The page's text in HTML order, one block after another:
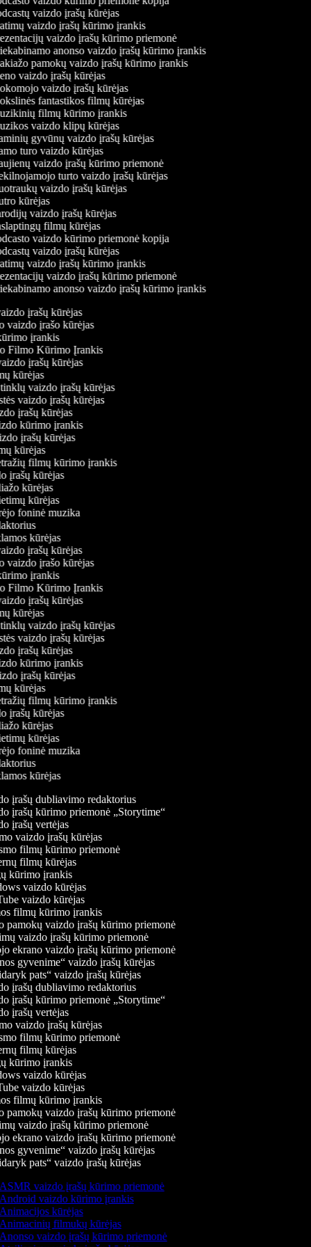
vaizdo įrašų kūrėjas
vaizdo įrašų kūrimo įrankis
vaizdo įrašų kūrimo priemonė
anonso vaizdo įrašų kūrimo įrankis
pamokų vaizdo įrašų kūrimo įrankis
vaizdo įrašų kūrėjas
vaizdo įrašų kūrėjas
fantastikos filmų kūrėjas
filmų kūrimo įrankis
vaizdo klipų kūrėjas
gyvūnų vaizdo įrašų kūrėjas
turo vaizdo kūrėjas
vaizdo įrašų kūrimo priemonė
turto vaizdo įrašų kūrėjas
vaizdo įrašų kūrėjas
kūrėjas
vaizdo įrašų kūrėjas
filmų kūrėjas
vaizdo kūrimo priemonė kopija
vaizdo įrašų kūrėjas
vaizdo įrašų kūrimo įrankis
vaizdo įrašų kūrimo priemonė
anonso vaizdo įrašų kūrimo įrankis
įrašų kūrėjas
vaizdo įrašo kūrėjas
įrankis
Filmo Kūrimo Įrankis
įrašų kūrėjas
kūrėjas
tinklų vaizdo įrašų kūrėjas
vaizdo įrašų kūrėjas
įrašų kūrėjas
kūrimo įrankis
įrašų kūrėjas
kūrėjas
filmų kūrimo įrankis
įrašų kūrėjas
kūrėjas
kūrėjas
foninė muzika
kūrėjas
įrašų kūrėjas
vaizdo įrašo kūrėjas
įrankis
Filmo Kūrimo Įrankis
įrašų kūrėjas
kūrėjas
tinklų vaizdo įrašų kūrėjas
vaizdo įrašų kūrėjas
įrašų kūrėjas
kūrimo įrankis
įrašų kūrėjas
kūrėjas
filmų kūrimo įrankis
įrašų kūrėjas
kūrėjas
kūrėjas
foninė muzika
kūrėjas
įrašų dubliavimo redaktorius
įrašų kūrimo priemonė „Storytime“
įrašų vertėjas
vaizdo įrašų kūrėjas
filmų kūrimo priemonė
filmų kūrėjas
kūrimo įrankis
vaizdo kūrėjas
vaizdo kūrėjas
filmų kūrimo įrankis
vaizdo įrašų kūrimo priemonė
vaizdo įrašų kūrimo priemonė
ekrano vaizdo įrašų kūrimo priemonė
gyvenime“ vaizdo įrašų kūrėjas
pats“ vaizdo įrašų kūrėjas
įrašų dubliavimo redaktorius
įrašų kūrimo priemonė „Storytime“
įrašų vertėjas
vaizdo įrašų kūrėjas
filmų kūrimo priemonė
filmų kūrėjas
kūrimo įrankis
vaizdo kūrėjas
vaizdo kūrėjas
filmų kūrimo įrankis
vaizdo įrašų kūrimo priemonė
vaizdo įrašų kūrimo priemonė
ekrano vaizdo įrašų kūrimo priemonė
gyvenime“ vaizdo įrašų kūrėjas
pats“ vaizdo įrašų kūrėjas
vaizdo įrašų kūrimo priemonė
vaizdo kūrimo įrankis
kūrėjas
filmukų kūrėjas
vaizdo įrašų kūrimo priemonė